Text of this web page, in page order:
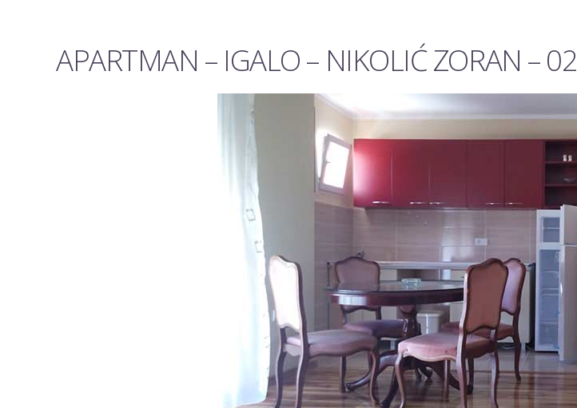
APARTMAN – IGALO – NIKOLIĆ ZORAN – 02